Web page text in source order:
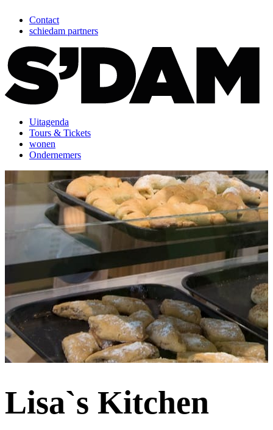
Contact
schiedam partners
Uitagenda
Tours & Tickets
wonen
Ondernemers
Lisa`s Kitchen